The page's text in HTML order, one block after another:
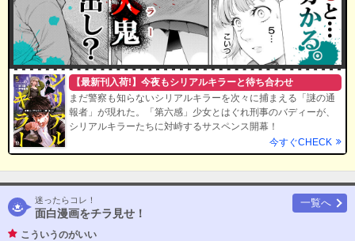
【最新刊入荷!】今夜もシリアルキラーと待ち合わせ
まだ警察も知らないシリアルキラーを次々に捕まえる「謎の通
報者」が現れた。「第六感」少女とはぐれ刑事のバディーが、
シリアルキラーたちに対峙するサスペンス開幕！
今すぐCHECK
迷ったらコレ！
面白漫画をチラ見せ！
一覧へ
こういうのがいい